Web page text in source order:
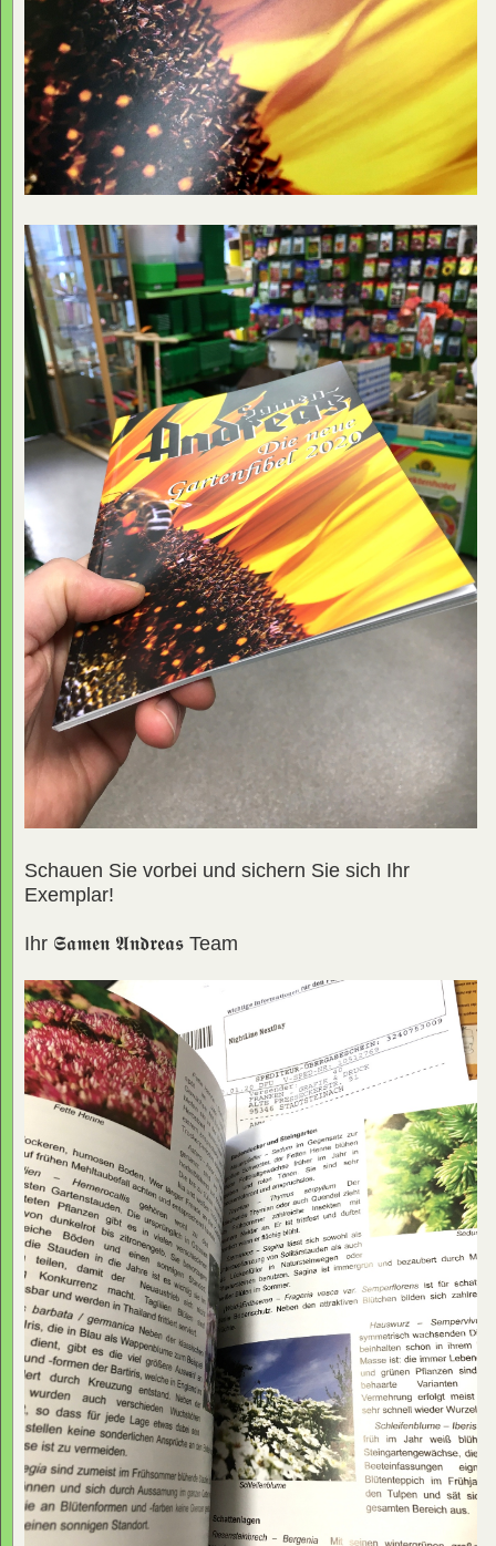
Schauen Sie vorbei und sichern Sie sich Ihr
Exemplar!
Ihr 𝕾𝖆𝖒𝖊𝖓 𝕬𝖓𝖉𝖗𝖊𝖆𝖘 Team